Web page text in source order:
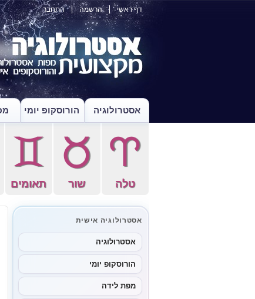
דף ראשי הרשמה התחבר
אסטרולוגיה הורוסקופ יומי
a
טלה
s
שור
d
תאומים
אסטרולוגיה אישית
אסטרולוגיה
הורוסקופ יומי
מפת לידה